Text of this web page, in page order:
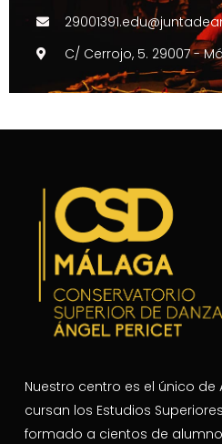
C/ Cerrojo, 5. 29007 -
Nuestro centro es el único
cursan los Estudios
formado a cientos de